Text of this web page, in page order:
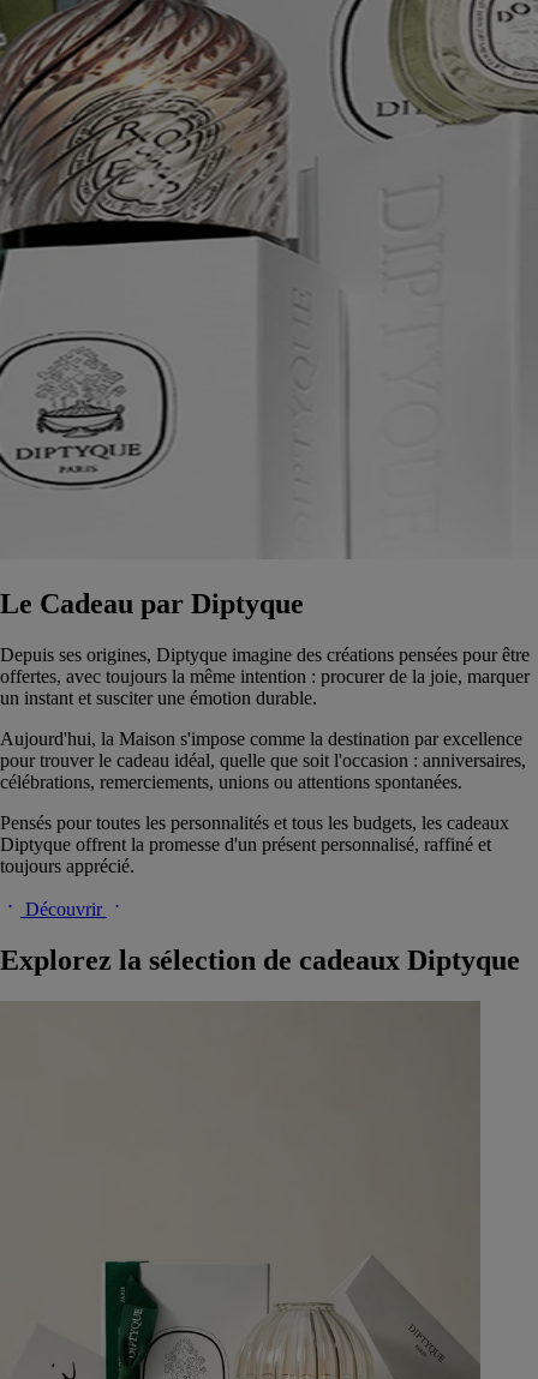
Le Cadeau par Diptyque
Depuis ses origines, Diptyque imagine des créations pensées pour être
offertes, avec toujours la même intention : procurer de la joie, marquer
un instant et susciter une émotion durable.
Aujourd'hui, la Maison s'impose comme la destination par excellence
pour trouver le cadeau idéal, quelle que soit l'occasion : anniversaires,
célébrations, remerciements, unions ou attentions spontanées.
Pensés pour toutes les personnalités et tous les budgets, les cadeaux
Diptyque offrent la promesse d'un présent personnalisé, raffiné et
toujours apprécié.
Découvrir
Explorez la sélection de cadeaux Diptyque